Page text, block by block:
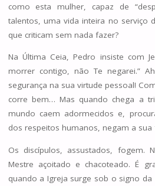
como esta mulher, capaz de
talentos, uma vida inteira no serviço
que criticam sem nada fazer?
Na Última Ceia, Pedro insiste com
morrer contigo, não Te negarei.”
segurança na sua virtude pessoal!
corre bem… Mas quando chega a
mundo caem adormecidos e,
dos respeitos humanos, negam a sua
Os discípulos, assustados, fogem.
Mestre açoitado e chacoteado. É
quando a Igreja surge sob o signo da